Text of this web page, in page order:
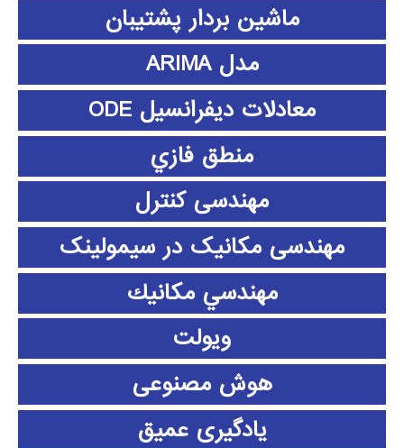
ماشین بردار پشتیبان
مدل ARIMA
معادلات دیفرانسیل ODE
منطق فازي
مهندسی کنترل
مهندسی مکانیک در سیمولینک
مهندسي مكانيك
ویولت
هوش مصنوعی
یادگیری عمیق